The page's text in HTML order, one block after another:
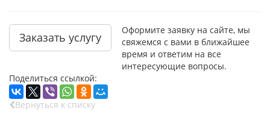
Заказать услугу
Оформите заявку на сайте, мы
свяжемся с вами в ближайшее
время и ответим на все
интересующие вопросы.
Поделиться ссылкой:
Вернуться к списку